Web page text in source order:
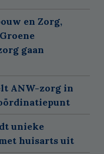
en Zorg,
gaan
ANW-zorg in
unieke
huisarts uit